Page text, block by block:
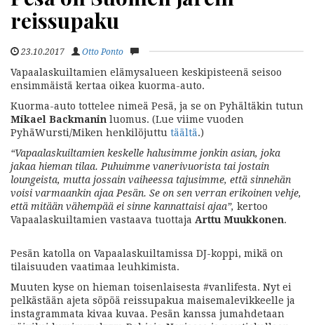
reissupaku
23.10.2017 Otto Ponto
Vapaalaskuiltamien elämysalueen keskipisteenä seisoo
ensimmäistä kertaa oikea kuorma-auto.
Kuorma-auto tottelee nimeä Pesä, ja se on Pyhältäkin tutun
Mikael Backmanin luomus. (Lue viime vuoden
PyhäWursti/Miken henkilöjuttu täältä.)
“Vapaalaskuiltamien keskelle halusimme jonkin asian, joka
jakaa hieman tilaa. Puhuimme vanerivuorista tai jostain
loungeista, mutta jossain vaiheessa tajusimme, että sinnehän
voisi varmaankin ajaa Pesän. Se on sen verran erikoinen vehje,
että mitään vähempää ei sinne kannattaisi ajaa”, kertoo
Vapaalaskuiltamien vastaava tuottaja Arttu Muukkonen.
Pesän katolla on Vapaalaskuiltamissa DJ-koppi, mikä on
tilaisuuden vaatimaa leuhkimista.
Muuten kyse on hieman toisenlaisesta #vanlifesta. Nyt ei
pelkästään ajeta söpöä reissupakua maisemalevikkeelle ja
instagrammata kivaa kuvaa. Pesän kanssa jumahdetaan